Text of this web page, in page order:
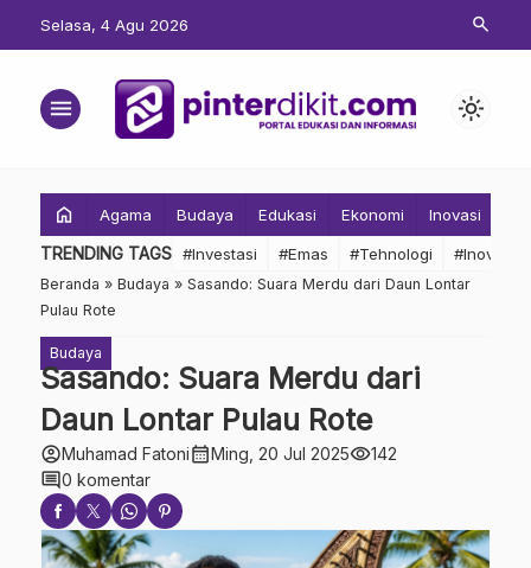
Selasa, 4 Agu 2026 search
menu light_mode
home Agama Budaya Edukasi Ekonomi Inovasi
TRENDING TAGS #Investasi #Emas #Tehnologi #Inovasi
Beranda » Budaya » Sasando: Suara Merdu dari Daun Lontar
Pulau Rote
Budaya
Sasando: Suara Merdu dari
Daun Lontar Pulau Rote
account_circleMuhamad Fatonicalendar_monthMing, 20 Jul 2025visibility142
comment0 komentar